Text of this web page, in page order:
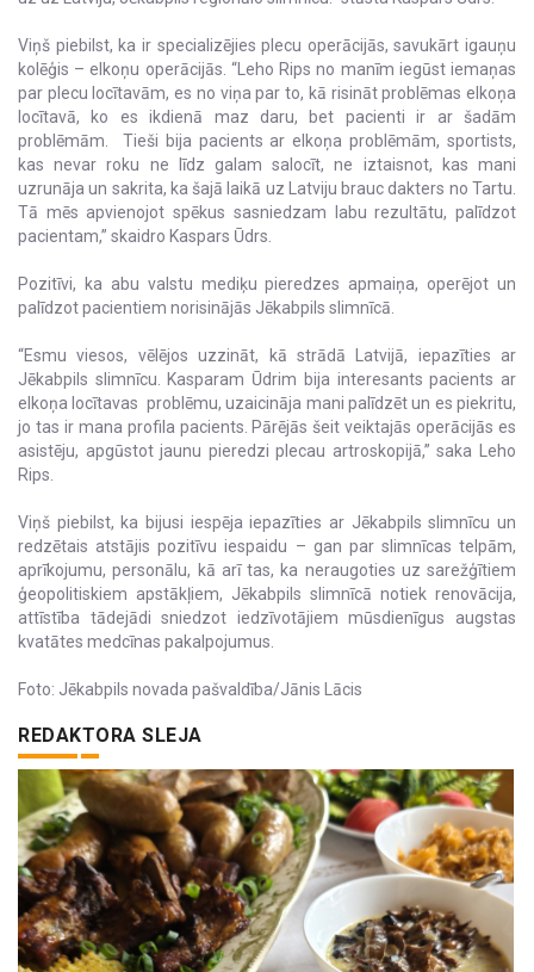
Viņš piebilst, ka ir specializējies plecu operācijās, savukārt igauņu
kolēģis – elkoņu operācijās. “Leho Rips no manīm iegūst iemaņas
par plecu locītavām, es no viņa par to, kā risināt problēmas elkoņa
locītavā, ko es ikdienā maz daru, bet pacienti ir ar šadām
problēmām. Tieši bija pacients ar elkoņa problēmām, sportists,
kas nevar roku ne līdz galam salocīt, ne iztaisnot, kas mani
uzrunāja un sakrita, ka šajā laikā uz Latviju brauc dakters no Tartu.
Tā mēs apvienojot spēkus sasniedzam labu rezultātu, palīdzot
pacientam,” skaidro Kaspars Ūdrs.
Pozitīvi, ka abu valstu mediķu pieredzes apmaiņa, operējot un
palīdzot pacientiem norisinājās Jēkabpils slimnīcā.
“Esmu viesos, vēlējos uzzināt, kā strādā Latvijā, iepazīties ar
Jēkabpils slimnīcu. Kasparam Ūdrim bija interesants pacients ar
elkoņa locītavas problēmu, uzaicināja mani palīdzēt un es piekritu,
jo tas ir mana profila pacients. Pārējās šeit veiktajās operācijās es
asistēju, apgūstot jaunu pieredzi plecau artroskopijā,” saka Leho
Rips.
Viņš piebilst, ka bijusi iespēja iepazīties ar Jēkabpils slimnīcu un
redzētais atstājis pozitīvu iespaidu – gan par slimnīcas telpām,
aprīkojumu, personālu, kā arī tas, ka neraugoties uz sarežģītiem
ģeopolitiskiem apstākļiem, Jēkabpils slimnīcā notiek renovācija,
attīstība tādejādi sniedzot iedzīvotājiem mūsdienīgus augstas
kvatātes medcīnas pakalpojumus.
Foto: Jēkabpils novada pašvaldība/Jānis Lācis
REDAKTORA SLEJA